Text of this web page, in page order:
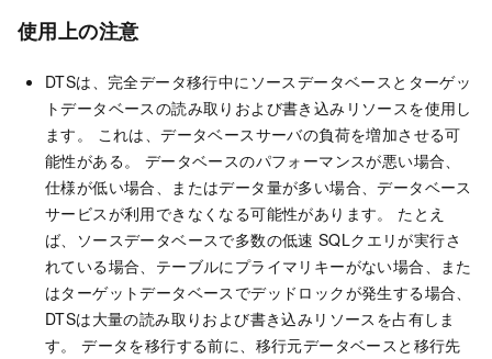
使用上の注意
DTSは、完全データ移行中にソースデータベースとターゲッ
トデータベースの読み取りおよび書き込みリソースを使用し
ます。 これは、データベースサーバの負荷を増加させる可
能性がある。 データベースのパフォーマンスが悪い場合、
仕様が低い場合、またはデータ量が多い場合、データベース
サービスが利用できなくなる可能性があります。 たとえ
ば、ソースデータベースで多数の低速 SQLクエリが実行さ
れている場合、テーブルにプライマリキーがない場合、また
はターゲットデータベースでデッドロックが発生する場合、
DTSは大量の読み取りおよび書き込みリソースを占有しま
す。 データを移行する前に、移行元データベースと移行先